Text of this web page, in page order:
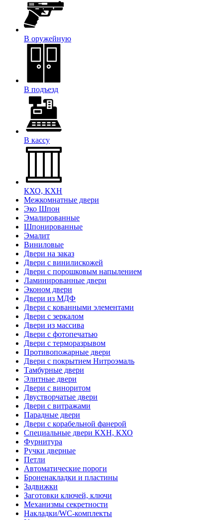
В оружейную
В подъезд
В кассу
КХО, КХН
Межкомнатные двери
Эко Шпон
Эмалированные
Шпонированные
Эмалит
Виниловые
Двери на заказ
Двери с винилискожей
Двери с порошковым напылением
Ламинированные двери
Эконом двери
Двери из МДФ
Двери с кованными элементами
Двери с зеркалом
Двери из массива
Двери с фотопечатью
Двери с терморазрывом
Противопожарные двери
Двери с покрытием Нитроэмаль
Тамбурные двери
Элитные двери
Двери с виноритом
Двустворчатые двери
Двери с витражами
Парадные двери
Двери с корабельной фанерой
Специальные двери КХН, КХО
Фурнитура
Ручки дверные
Петли
Автоматические пороги
Броненакладки и пластины
Задвижки
Заготовки ключей, ключи
Механизмы секретности
Накладки/WC-комплекты